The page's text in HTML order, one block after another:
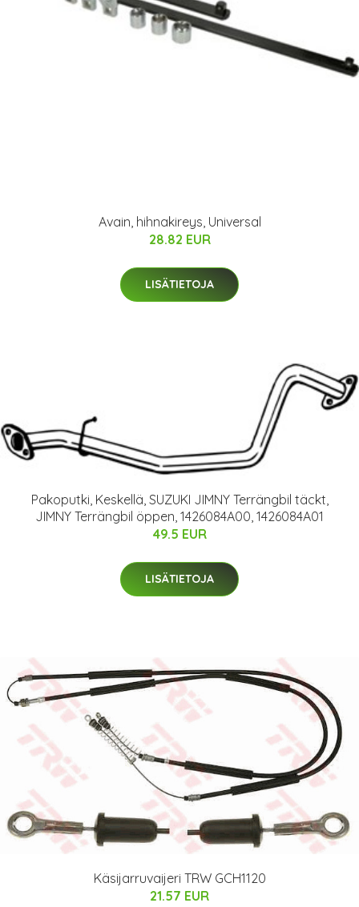
Avain, hihnakireys, Universal
28.82 EUR
LISÄTIETOJA
Pakoputki, Keskellä, SUZUKI JIMNY Terrängbil täckt,
JIMNY Terrängbil öppen, 1426084A00, 1426084A01
49.5 EUR
LISÄTIETOJA
Käsijarruvaijeri TRW GCH1120
21.57 EUR